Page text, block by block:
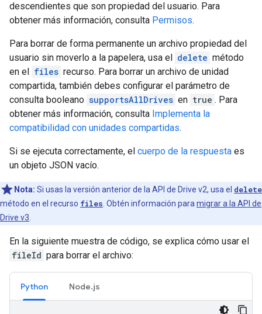
descendientes que son propiedad del usuario. Para
obtener más información, consulta Permisos.
Para borrar de forma permanente un archivo propiedad del
usuario sin moverlo a la papelera, usa el delete método
en el files recurso. Para borrar un archivo de unidad
compartida, también debes configurar el parámetro de
consulta booleano supportsAllDrives en true . Para
obtener más información, consulta Implementa la
compatibilidad con unidades compartidas.
Si se ejecuta correctamente, el cuerpo de la respuesta es
un objeto JSON vacío.
Nota: Si usas la versión anterior de la API de Drive v2, usa el delete
método en el recurso files . Obtén información para migrar a la API de
Drive v3
En la siguiente muestra de código, se explica cómo usar el
fileId para borrar el archivo:
Python Node.js